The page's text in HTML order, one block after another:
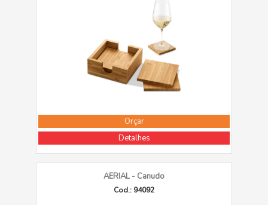
Orçar
Detalhes
AERIAL - Canudo
Cod.: 94092